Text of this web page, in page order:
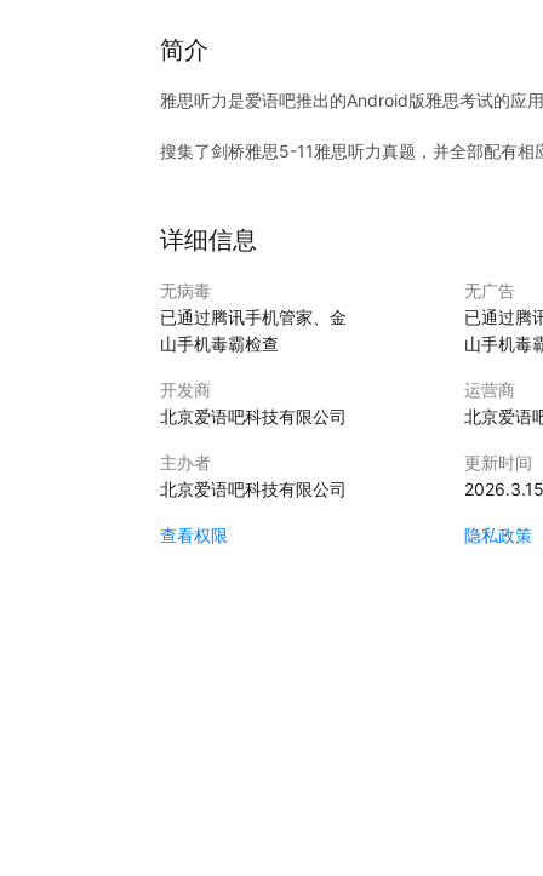
简介
雅思听力是爱语吧推出的Android版雅思考试的应
搜集了剑桥雅思5-11雅思听力真题，并全部配有
详细信息
无病毒
已通过腾讯手机管家、金
山手机毒霸检查
无广告
已通过腾
山手机毒
开发商
北京爱语吧科技有限公司
运营商
北京爱语
主办者
北京爱语吧科技有限公司
更新时间
2026.3.15
查看权限 隐私政策